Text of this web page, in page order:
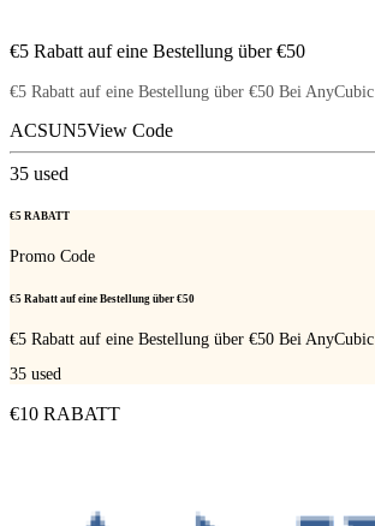
€5 Rabatt auf eine Bestellung über €50
€5 Rabatt auf eine Bestellung über €50 Bei AnyCubic
ACSUN5View Code
35 used
€5 RABATT
Promo Code
€5 Rabatt auf eine Bestellung über €50
€5 Rabatt auf eine Bestellung über €50 Bei AnyCubic
35 used
€10 RABATT